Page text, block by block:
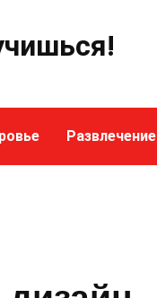
Развлечение